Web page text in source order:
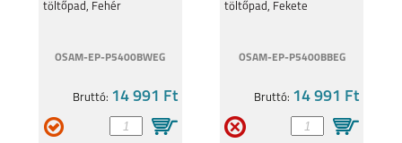
töltőpad, Fehér
OSAM-EP-P5400BWEG
Bruttó: 14 991 Ft
töltőpad, Fekete
OSAM-EP-P5400BBEG
Bruttó: 14 991 Ft